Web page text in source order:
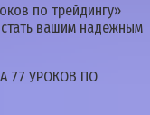
по трейдингу»
вашим надежным
77 УРОКОВ ПО